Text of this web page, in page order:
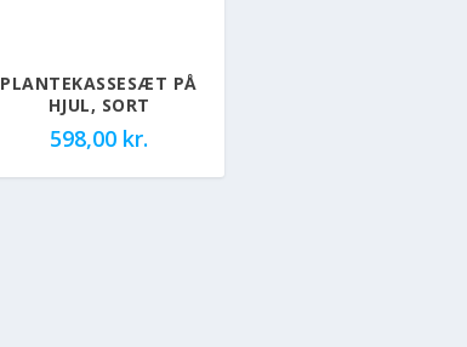
PLANTEKASSESÆT PÅ
HJUL, SORT
598,00 kr.